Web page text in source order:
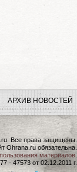
АРХИВ НОВОСТЕЙ
Все права защищены.
Ohrana.ru обязательна.
материалов.
- 47573 от 02.12.2011 г.